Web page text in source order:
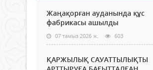
Жаңақорған ауданында құс
фабрикасы ашылды
07 тамыз 2026 ж. 603
ҚАРЖЫЛЫҚ САУАТТЫЛЫҚТЫ